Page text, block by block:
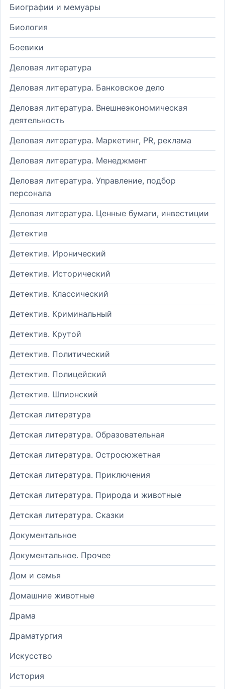
Биографии и мемуары
Биология
Боевики
Деловая литература
Деловая литература. Банковское дело
Деловая литература. Внешнеэкономическая
деятельность
Деловая литература. Маркетинг, PR, реклама
Деловая литература. Менеджмент
Деловая литература. Управление, подбор
персонала
Деловая литература. Ценные бумаги, инвестиции
Детектив
Детектив. Иронический
Детектив. Исторический
Детектив. Классический
Детектив. Криминальный
Детектив. Крутой
Детектив. Политический
Детектив. Полицейский
Детектив. Шпионский
Детская литература
Детская литература. Образовательная
Детская литература. Остросюжетная
Детская литература. Приключения
Детская литература. Природа и животные
Детская литература. Сказки
Документальное
Документальное. Прочее
Дом и семья
Домашние животные
Драма
Драматургия
Искусство
История